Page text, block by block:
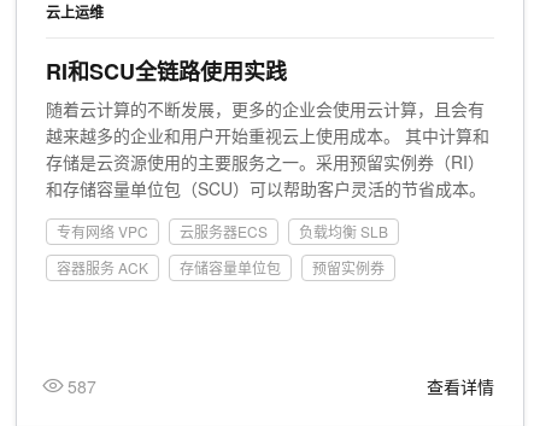
云上运维
RI和SCU全链路使用实践
随着云计算的不断发展，更多的企业会使用云计算，且会有
越来越多的企业和用户开始重视云上使用成本。 其中计算和
存储是云资源使用的主要服务之一。采用预留实例券（RI）
和存储容量单位包（SCU）可以帮助客户灵活的节省成本。
本文提供全链路使用实践，帮助客户快速验证云上服务，更
合理的使用RI/SCU。借助覆盖率指标和智能推荐，有效管理
云上资源成本。
专有网络 VPC 云服务器ECS
负载均衡 SLB
容器服务 ACK
存储容量单位包 预留实例券
587 查看详情